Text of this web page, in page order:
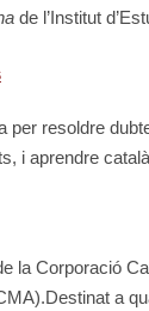
de l’Institut
per resoldre
i aprendre
la Corporació
a